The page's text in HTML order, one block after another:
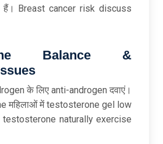
हैं। Breast cancer risk discuss
Balance &
के लिए anti-androgen दवाएं।
महिलाओं में testosterone gel low
naturally exercise